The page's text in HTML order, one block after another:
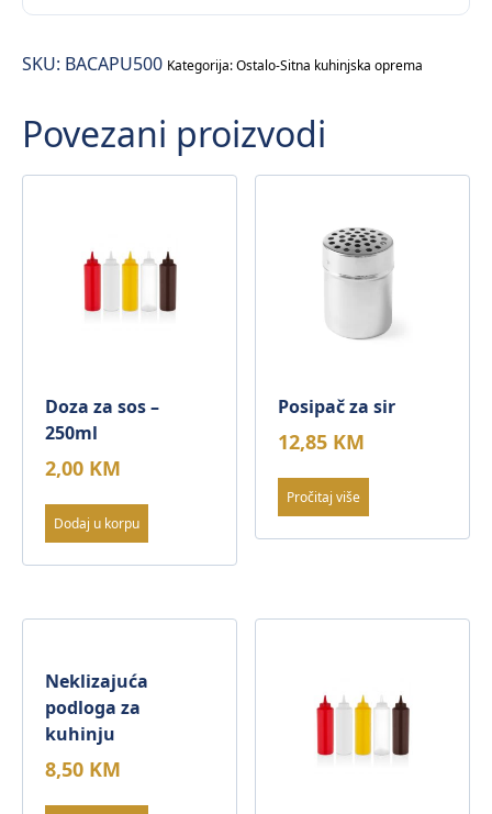
meso
SKU: BACAPU500 Kategorija:Ostalo-Sitna kuhinjska oprema
Povezani proizvodi
Doza za sos –
250ml
2,00 KM
Dodaj u korpu
Posipač za sir
12,85 KM
Pročitaj više
Neklizajuća
podloga za
kuhinju
8,50 KM